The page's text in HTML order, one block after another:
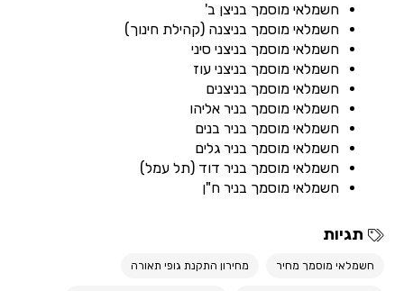
חשמלאי מוסמך בניצן ב'
חשמלאי מוסמך בניצנה (קהילת חינוך)
חשמלאי מוסמך בניצני סיני
חשמלאי מוסמך בניצני עוז
חשמלאי מוסמך בניצנים
חשמלאי מוסמך בניר אליהו
חשמלאי מוסמך בניר בנים
חשמלאי מוסמך בניר גלים
חשמלאי מוסמך בניר דוד (תל עמל)
חשמלאי מוסמך בניר ח"ן
תגיות
חשמלאי מוסמך מחיר מחירון התקנת גופי תאורה